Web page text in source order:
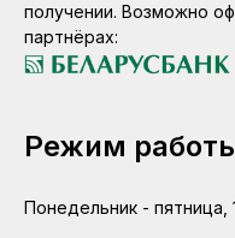
получении. Возможно
партнёрах:
Режим
Понедельник - пятница,